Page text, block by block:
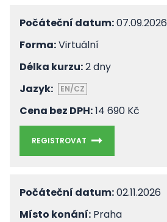
Počáteční datum:07.09.2026
Forma:Virtuální
Délka kurzu:2 dny
Jazyk:
EN/CZ
Cena bez DPH:14 690 Kč
REGISTROVAT
Počáteční datum:02.11.2026
Místo konání: Praha